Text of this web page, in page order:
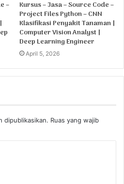
–
Kursus – Jasa – Source Code –
Project Files Python – CNN
Klasifikasi Penyakit Tanaman |
Computer Vision Analyst |
Deep Learning Engineer
April 5, 2026
dipublikasikan. Ruas yang wajib